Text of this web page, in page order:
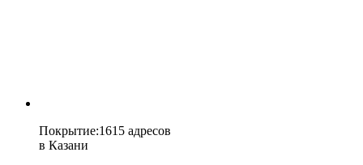
Покрытие:1615 адресов
в Казани